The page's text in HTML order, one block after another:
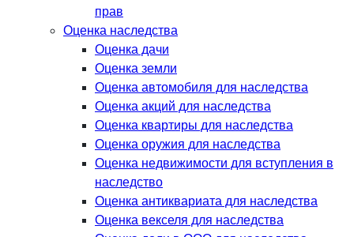
прав
Оценка наследства
Оценка дачи
Оценка земли
Оценка автомобиля для наследства
Оценка акций для наследства
Оценка квартиры для наследства
Оценка оружия для наследства
Оценка недвижимости для вступления в
наследство
Оценка антиквариата для наследства
Оценка векселя для наследства